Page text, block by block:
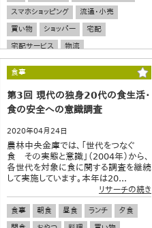
スマホショッピング
流通・小売
買い物
ショッパー
宅配
宅配サービス
物流
食事
第3回 現代の独身20代の食生活・
食の安全への意識調査
2020年04月24日
農林中央金庫では、「世代をつなぐ
食 その実態と意識」（2004年）から、
各世代を対象に食に関する調査を継続
して実施しています。本年は20...
リサーチの続き
食事 朝食 昼食 ランチ
夕食